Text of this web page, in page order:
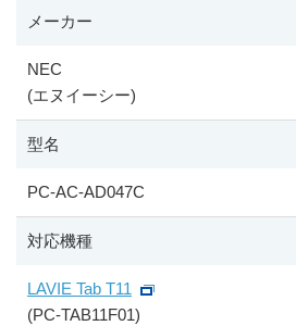
メーカー
NEC
(エヌイーシー)
型名
PC-AC-AD047C
対応機種
LAVIE Tab T11
(PC-TAB11F01)